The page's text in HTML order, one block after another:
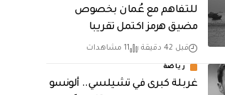
للتفاهم مع عُمان بخصوص
مضيق هرمز اكتمل تقريبا
قبل 42 دقيقة 11 مشاهدات
رياضة
غربلة كبرى في تشيلسي.. ألونسو